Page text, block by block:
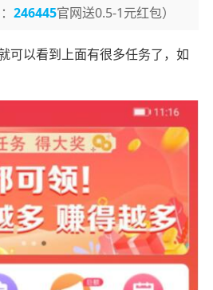
246445官网送0.5-1元红包）
可以看到上面有很多任务了，如